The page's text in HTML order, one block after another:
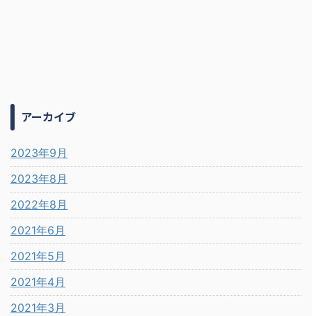
アーカイブ
2023年9月
2023年8月
2022年8月
2021年6月
2021年5月
2021年4月
2021年3月